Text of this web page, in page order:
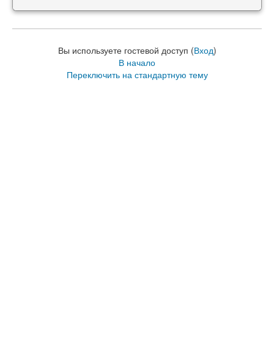
Вы используете гостевой доступ (Вход)
В начало
Переключить на стандартную тему